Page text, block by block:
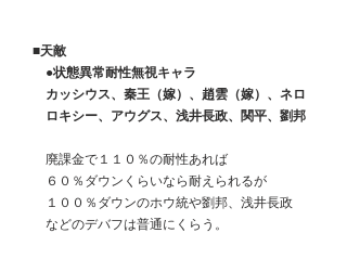
■天敵
●状態異常耐性無視キャラ
カッシウス、秦王（嫁）、趙雲（嫁）、ネロ
ロキシー、アウグス、浅井長政、関平、劉邦
廃課金で１１０％の耐性あれば
６０％ダウンくらいなら耐えられるが
１００％ダウンのホウ統や劉邦、浅井長政
などのデバフは普通にくらう。